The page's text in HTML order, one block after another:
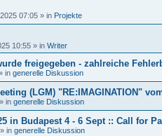
07:05 » in Projekte
10:55 » in Writer
freigegeben - zahlreiche
in generelle Diskussion
(LGM) "RE:IMAGINATION"
» in generelle Diskussion
in Budapest 4 - 6 Sept :: Call for
» in generelle Diskussion